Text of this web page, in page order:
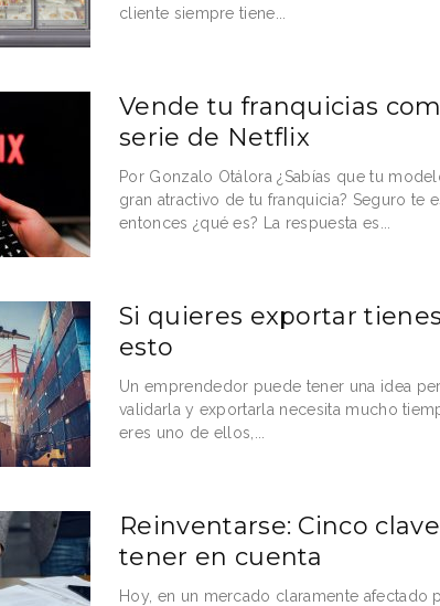
cliente siempre tiene...
Vende tu franquicias
serie de Netflix
Por Gonzalo Otálora ¿Sabías que tu
gran atractivo de tu franquicia? Seguro te
entonces ¿qué es? La respuesta es...
Si quieres exportar
esto
Un emprendedor puede tener una idea
validarla y exportarla necesita mucho
eres uno de ellos,...
Reinventarse: Cinco
tener en cuenta
Hoy, en un mercado claramente afectado